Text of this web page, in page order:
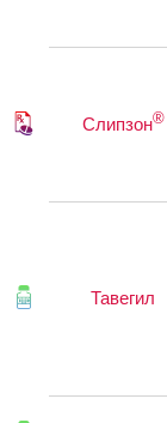
Слипзон®
Тавегил